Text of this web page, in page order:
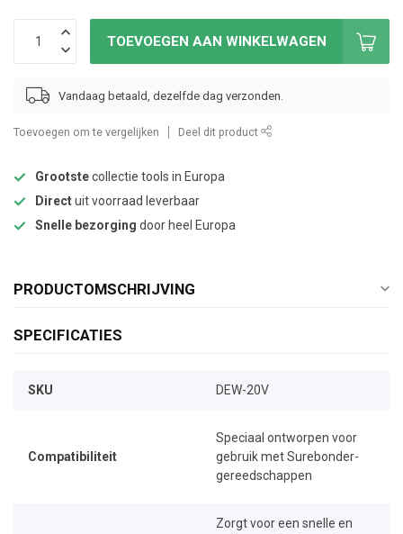
TOEVOEGEN AAN WINKELWAGEN
Vandaag betaald, dezelfde dag verzonden.
Toevoegen om te vergelijken Deel dit product
Grootstecollectie tools in Europa
Directuit voorraad leverbaar
Snelle bezorging door heel Europa
PRODUCTOMSCHRIJVING
SPECIFICATIES
SKU DEW-20V
Compatibiliteit
Speciaal ontworpen voor
gebruik met Surebonder-
gereedschappen
Zorgt voor een snelle en